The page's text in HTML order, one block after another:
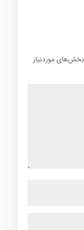
بخش‌های موردنیاز